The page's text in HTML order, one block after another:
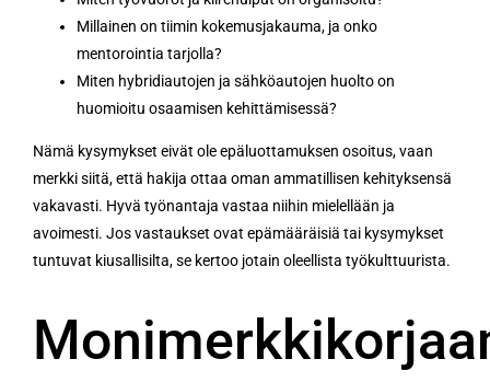
Millainen on tiimin kokemusjakauma, ja onko
mentorointia tarjolla?
Miten hybridiautojen ja sähköautojen huolto on
huomioitu osaamisen kehittämisessä?
Nämä kysymykset eivät ole epäluottamuksen osoitus, vaan
merkki siitä, että hakija ottaa oman ammatillisen kehityksensä
vakavasti. Hyvä työnantaja vastaa niihin mielellään ja
avoimesti. Jos vastaukset ovat epämääräisiä tai kysymykset
tuntuvat kiusallisilta, se kertoo jotain oleellista työkulttuurista.